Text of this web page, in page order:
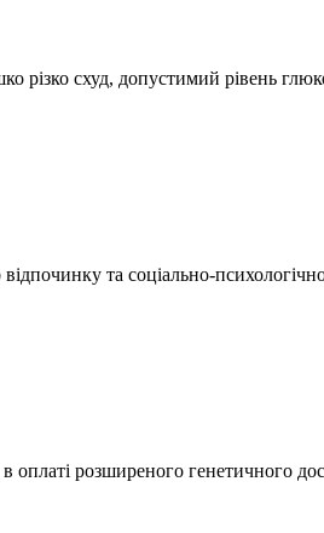
різко схуд, допустимий рівень
та соціально-
оплаті розширеного генетичного